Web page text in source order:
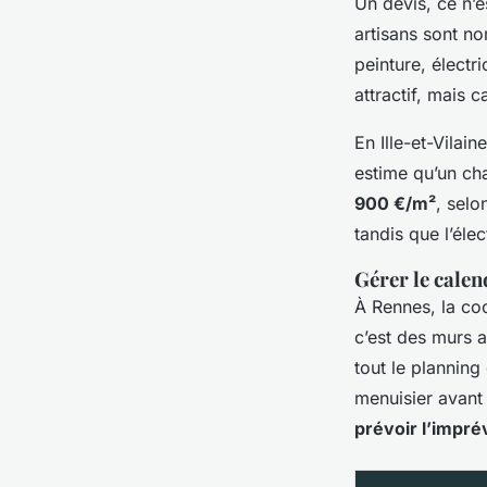
artisans sont
peinture,
attractif, mais
En Ille-et-
estime qu’un
900 €/m²,
tandis que
Gérer le
À Rennes, la
c’est des murs
tout le
menuisier
prévoir